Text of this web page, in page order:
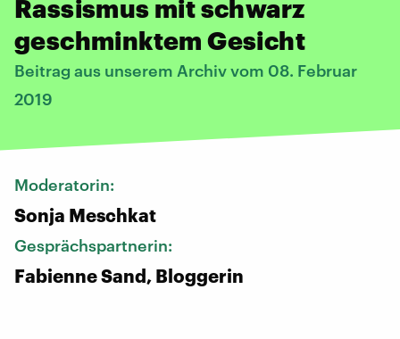
Rassismus mit schwarz
geschminktem Gesicht
Beitrag aus unserem Archiv vom 08. Februar
2019
Moderatorin:
Sonja Meschkat
Gesprächspartnerin:
Fabienne Sand, Bloggerin